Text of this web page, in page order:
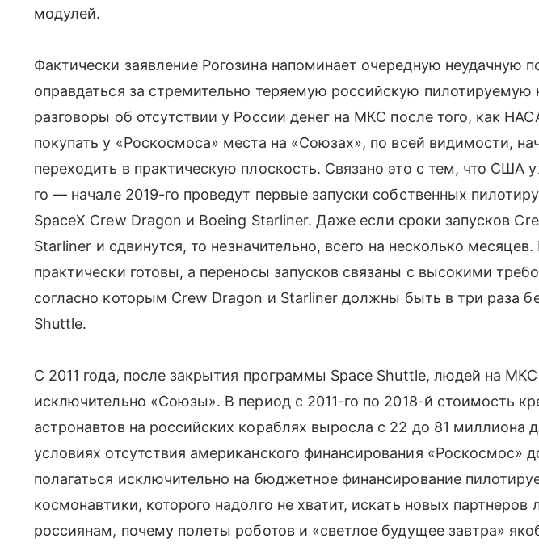
модулей.
Фактически заявление Рогозина напоминает очередную неудачную
оправдаться за стремительно теряемую российскую пилотируемую
разговоры об отсутствии у России денег на МКС после того, как
покупать у «Роскосмоса» места на «Союзах», по всей видимости,
переходить в практическую плоскость. Связано это с тем, что США
го — начале 2019-го проведут первые запуски собственных
SpaceX Crew Dragon и Boeing Starliner. Даже если сроки запусков
Starliner и сдвинутся, то незначительно, всего на несколько
практически готовы, а переносы запусков связаны с высокими
согласно которым Crew Dragon и Starliner должны быть в три раза
Shuttle.
С 2011 года, после закрытия программы Space Shuttle, людей на
исключительно «Союзы». В период с 2011-го по 2018-й стоимость
астронавтов на российских кораблях выросла с 22 до 81 миллиона
условиях отсутствия американского финансирования «Роскосмос»
полагаться исключительно на бюджетное финансирование
космонавтики, которого надолго не хватит, искать новых партнеров
россиянам, почему полеты роботов и «светлое будущее завтра»